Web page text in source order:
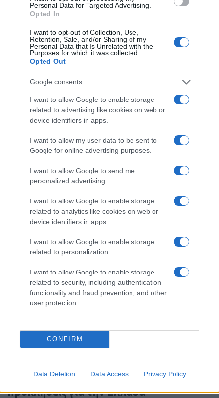
Personal Data for Targeted Advertising.
Opted In
I want to opt-out of Collection, Use,
Retention, Sale, and/or Sharing of my
Personal Data that Is Unrelated with the
Purposes for which it was collected.
Opted Out
Google consents
I want to allow Google to enable storage
related to advertising like cookies on web or
device identifiers in apps.
I want to allow my user data to be sent to
Google for online advertising purposes.
I want to allow Google to send me
personalized advertising.
I want to allow Google to enable storage
related to analytics like cookies on web or
device identifiers in apps.
I want to allow Google to enable storage
related to personalization.
I want to allow Google to enable storage
related to security, including authentication
functionality and fraud prevention, and other
user protection.
CONFIRM
Data Deletion Data Access Privacy Policy
ΗΠΑ: Ξεκινά η παραγωγή της
φθάνει τα 600 χιλιόμετρα
ΗΠΑ: Πώληση βλημάτων πυροβολικού
M795 των 155 χιλ. στη Νορβηγία έναντι
Ο Αμπελάρδο ντε λα Εσπριέγια
ορκίστηκε πρόεδρος της Κολομβίας
Η Ισπανία επαναφέρει προσωρινά τους
συνοριακούς ελέγχους για όσους
ταξιδεύουν από την Ιταλία
ΑΝΑΛΥΣΗ: Η Ευρώπη χτίζει τον δικό
της πολυεπίπεδο «Θόλο» αεράμυνας – οι
προκλήσεις για την Ελλάδα